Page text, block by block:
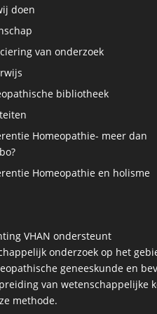
doen
van onderzoek
bibliotheek
Homeopathie- meer dan
Homeopathie en holisme
VHAN ondersteunt
onderzoek op het
geneeskunde en
van wetenschappelijke
methode.